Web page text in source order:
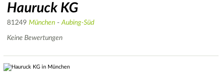
Hauruck KG
81249 München -Aubing-Süd
Keine Bewertungen